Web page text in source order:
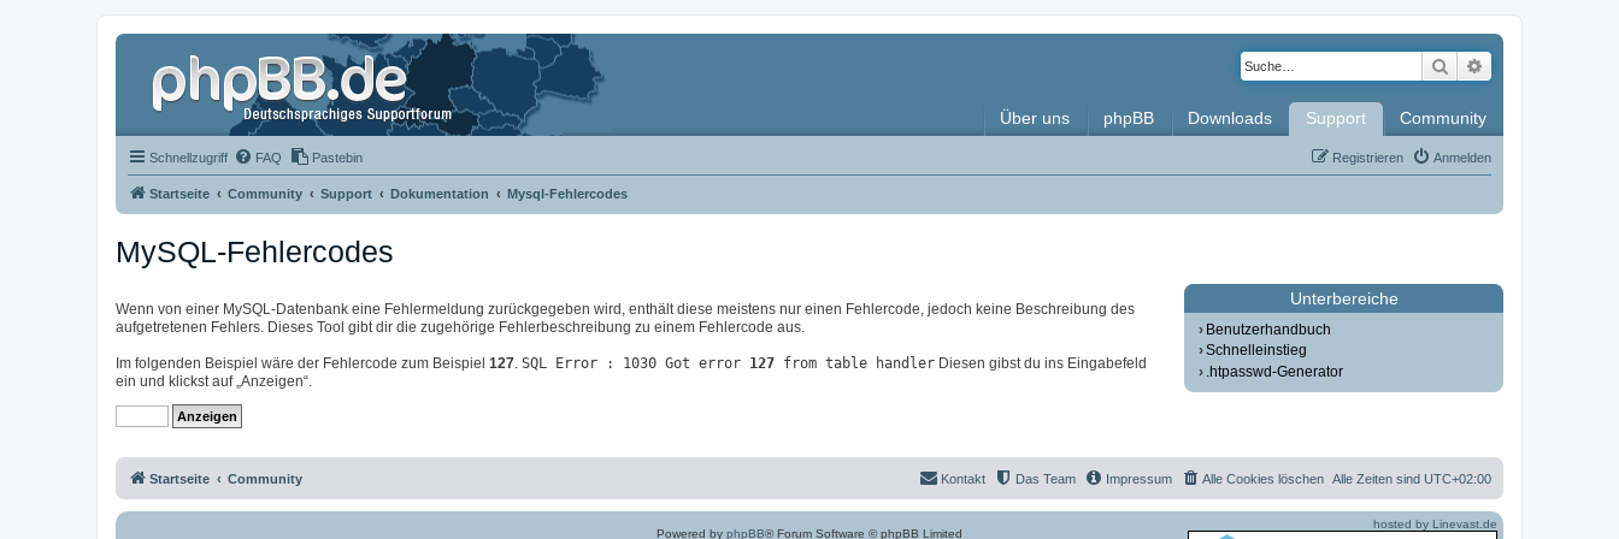
Suche
Über uns phpBB Downloads Support Community
Schnellzugriff FAQ Pastebin Anmelden
Registrieren
Startseite Community Support Dokumentation Mysql-Fehlercodes
MySQL-Fehlercodes
Wenn von einer MySQL-Datenbank eine Fehlermeldung zurückgegeben wird, enthält diese meistens nur einen Fehlercode, jedoch keine Beschreibung des
aufgetretenen Fehlers. Dieses Tool gibt dir die zugehörige Fehlerbeschreibung zu einem Fehlercode aus.
Im folgenden Beispiel wäre der Fehlercode zum Beispiel 127. SQL Error : 1030 Got error 127 from table handler Diesen gibst du ins Eingabefeld
ein und klickst auf „Anzeigen“.
Unterbereiche
Benutzerhandbuch
Schnelleinstieg
.htpasswd-Generator
Startseite Community Alle Zeiten sind UTC+02:00
Alle Cookies löschen
Impressum
Das Team
Kontakt
Powered by phpBB® Forum Software © phpBB Limited
hosted by Linevast.de